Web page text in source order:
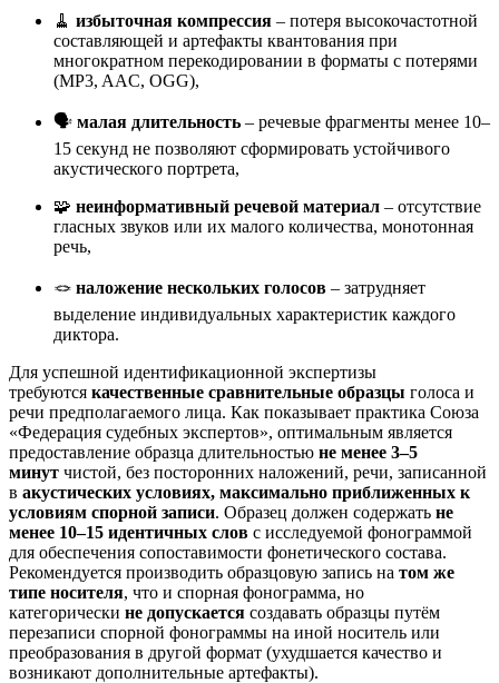
🧹 избыточная компрессия – потеря высокочастотной
составляющей и артефакты квантования при
многократном перекодировании в форматы с потерями
(MP3, AAC, OGG),
🗣️ малая длительность – речевые фрагменты менее 10–
15 секунд не позволяют сформировать устойчивого
акустического портрета,
🧩 неинформативный речевой материал – отсутствие
гласных звуков или их малого количества, монотонная
речь,
🪢 наложение нескольких голосов – затрудняет
выделение индивидуальных характеристик каждого
диктора.
Для успешной идентификационной экспертизы
требуются качественные сравнительные образцы голоса и
речи предполагаемого лица. Как показывает практика Союза
«Федерация судебных экспертов», оптимальным является
предоставление образца длительностью не менее 3–5
минут чистой, без посторонних наложений, речи, записанной
в акустических условиях, максимально приближенных к
условиям спорной записи. Образец должен содержать не
менее 10–15 идентичных слов с исследуемой фонограммой
для обеспечения сопоставимости фонетического состава.
Рекомендуется производить образцовую запись на том же
типе носителя, что и спорная фонограмма, но
категорически не допускается создавать образцы путём
перезаписи спорной фонограммы на иной носитель или
преобразования в другой формат (ухудшается качество и
возникают дополнительные артефакты).